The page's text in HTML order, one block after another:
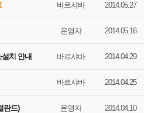
바르샤바 2014.05.27
운영자 2014.05.16
치 안내 바르샤바 2014.04.29
바르샤바 2014.04.25
란드) 운영자 2014.04.10